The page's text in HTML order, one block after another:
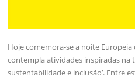
Hoje comemora-se a noite
contempla atividades inspiradas na
sustentabilidade e inclusão’. Entre